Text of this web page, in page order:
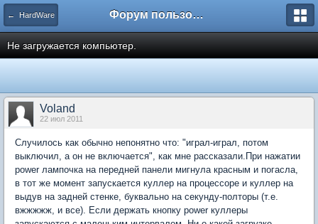
← HardWare Форум пользователей ООО "Климовская сеть"
Не загружается компьютер.
Voland
22 июл 2011
Случилось как обычно непонятно что: "играл-играл, потом
выключил, а он не включается", как мне рассказали.При нажатии
power лампочка на передней панели мигнула красным и погасла,
в тот же момент запускается куллер на процессоре и куллер на
выдув на задней стенке, буквально на секунду-полторы (т.е.
вжжжжж, и все). Если держать кнопку power куллеры